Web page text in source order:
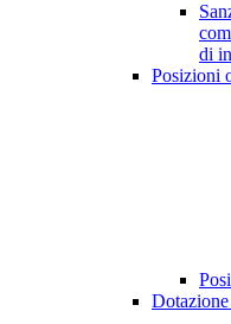
di
Posizioni